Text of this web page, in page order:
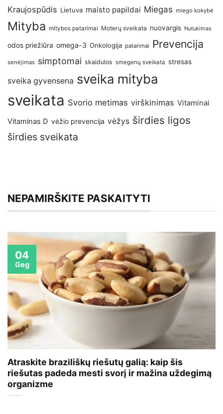
Kraujospūdis Lietuva maisto papildai Miegas miego kokybė
Mityba mitybos patarimai Moterų sveikata nuovargis Nutukimas
odos priežiūra omega-3 Onkologija patarimai Prevencija
senėjimas simptomai skaidulos smegenų sveikata stresas
sveika gyvensena sveika mityba
sveikata Svorio metimas virškinimas Vitaminai
Vitaminas D vėžio prevencija vėžys širdies ligos
širdies sveikata
NEPAMIRŠKITE PASKAITYTI
Atraskite braziliškų riešutų galią: kaip šis
riešutas padeda mesti svorį ir mažina uždegimą
organizme
04
Geg